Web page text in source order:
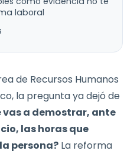
laboral
de Recursos Humanos
la pregunta ya dejó de
vas a demostrar, ante
las horas que
persona? La reforma